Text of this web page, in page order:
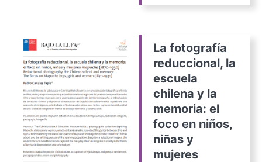
La fotografía
reduccional, la
escuela
chilena y la
memoria: el
foco en niños,
niñas y
mujeres